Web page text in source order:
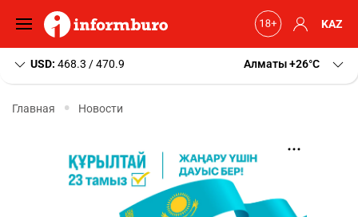
KAZ
USD: 468.3 / 470.9 Алматы+26 C
Главная Новости